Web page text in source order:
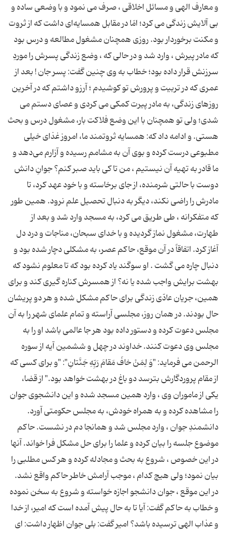
و معارف الهی و مسائل اخلاقی ، صرف می نمود و با وضعی ساده و
بی آلایش زندگی می کرد؛ امّا در مقابل همسایه‌ای داشت که از ثروت
و مکنت برخوردار بود. روزی همچنان مشغول مطالعه و درس بود
که مادر پیرش ، وارد شد و در حالی که ، وضع زندگی پسرش را موردِ
سرزنش قرار داده بود؛ خطاب به وی چنین گفت: پسر جان ! بعد از
عمری که در تربیت و پرورش تو کوشیدم ؛ آرزو داشتم که در آخرین
روزهای زندگی، به مادر پیرت کمکی می کردی و عصای دستم می
شدی؛ ولی تو همچنان با این وضع فلاکت بار، مشغول درس و بحث
هستی. و ادامه داد که: همسایه ثروتمند ما، امروز غذای خیلی
مطبوعی درست کرده و بوی آن به مشامم رسیده و آزارم می‌دهد و
ما قادر به تهیه آن نیستیم ، من تا کی باید صبر کنم؟ جوانِ دانش
دوست با حالتی شرمنده، از جای برخاسته و با خود عهد کرد، تا
مادرش را راضی نکند، دیگر به دنبال تحصیل علم نرود. همین طور
که متفکرانه ، طی طریق می کرد، به مسجد وارد شد و بعد از
طهارت، مشغول نماز گردیده و با خدای سبحان، مناجات و درد دل
آغاز کرد. اتفاقاً در آن موقع، حاکم عصر، به مشکلی دچار شده بود و
دنبال چاره می گشت . او سوگند یاد کرده بود که تا معلوم نشود که
بهشت برایش واجب شده یا نه؟ از همسرش کناره گیری کند و برای
همین، جریان عادّی زندگی برای حاکم مشکل شده و هر دو پریشان
حال بودند. در همان روز، مجلسی آراسته و تمام علمای شهر را به آن
مجلس دعوت کرده و دستور داده بود هر جا عالمی باشد او را به
مجلس وی دعوت کنند. خداوند در چهل و ششمین آیه از سوره
الرحمن می فرماید: "وَ لِمَنْ خافَ مَقامَ رَبِّهِ جَنَّتانِ": "و برای کسی که
از مقام پروردگارش بترسد دو باغ در بهشت خواهد بود." از قضا،
یکی از ماموران وی ، وارد همین مسجد شده و این دانشجوی جوان
را مشاهده کرده و به همراه خودش، به مجلس حکومتی آورد.
دانشمندِ جوان ، وارد مجلس شد و همانجا دم در نشست. حاکم
موضوع جلسه را بیان کرده و علما را برای حل مشکل فرا خواند. آنها
در این خصوص ، شروع به بحث و مجادله کرده و هر کس مطلبی را
بیان نمود؛ ولی هیچ کدام ، موجب آرامش خاطر حاکم واقع نشد.
در این موقع ، جوان دانشجو اجازه خواسته و شروع به سخن نموده
و خطاب به حاکم گفت: آیا تا به حال پیش آمده است که امیر، از خدا
و عذاب الهی ترسیده باشد؟ امیر گفت: بلی جوان اظهار داشت: ای